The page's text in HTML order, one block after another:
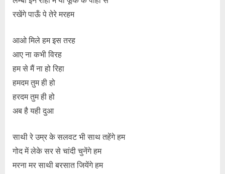
रखेंगे पाऊँ पे तेरे मरहम
आओ मिले हम इस तरह
आए ना कभी विरह
हम से मैं ना हो रिहा
हमदम तुम ही हो
हरदम तुम ही हो
अब है यही दुआ
साथी रे उम्र के सलवट भी साथ तहेंगे हम
गोद में लेके सर से चांदी चुनेंगे हम
मरना मर साथी बरसात जियेंगे हम